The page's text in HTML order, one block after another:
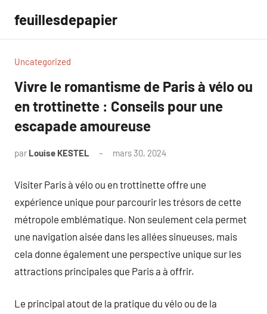
contenu
feuillesdepapier
Uncategorized
Vivre le romantisme de Paris à vélo ou
en trottinette : Conseils pour une
escapade amoureuse
par Louise KESTEL mars 30, 2024
Visiter Paris à vélo ou en trottinette offre une
expérience unique pour parcourir les trésors de cette
métropole emblématique. Non seulement cela permet
une navigation aisée dans les allées sinueuses, mais
cela donne également une perspective unique sur les
attractions principales que Paris a à offrir.
Le principal atout de la pratique du vélo ou de la